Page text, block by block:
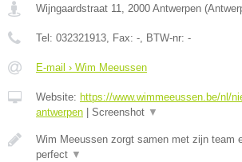
Wijngaardstraat 11, 2000 Antwerpen (
Tel: 032321913, Fax: -, BTW-nr: -
E-mail › Wim Meeussen
Website: https://www.wimmeeussen.be/nl/
antwerpen
Screenshot ▼
Wim Meeussen zorgt samen met zijn team
perfect ▼